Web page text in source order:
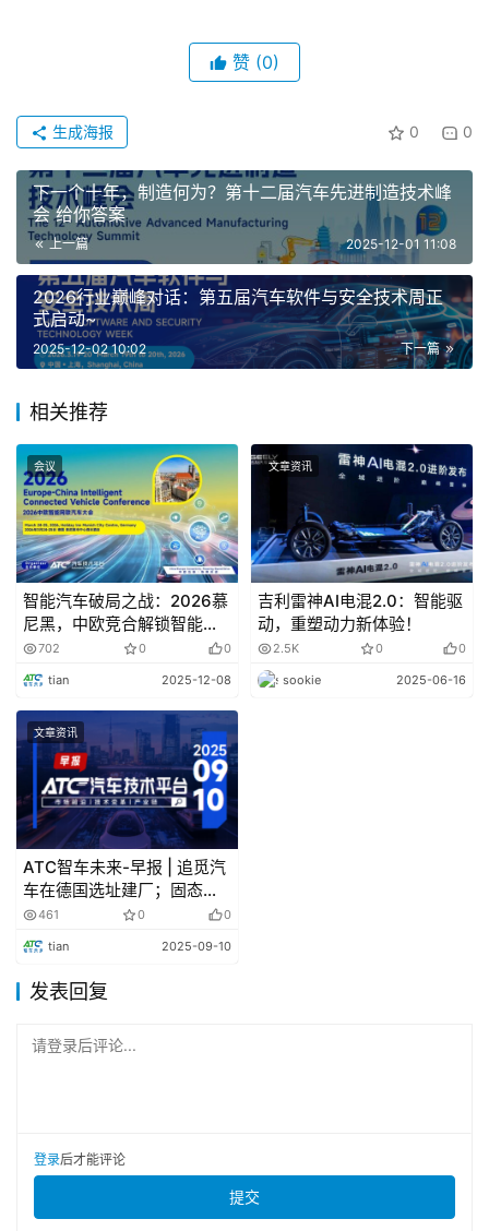
大众汽车集团任命Ludwig Fazel担任集团战略新
负责人
当地时间11月28日，大众汽车集团发表声明称，
LudwigFazel将于2025年12月1日起正式出任集团战略、集
团产品战略及总秘书处负责人。
技术变革
11月28日，地平线创始人兼CEO余凯在与奇瑞汽车执
行副总裁李学用的直播中表示，伴随星途ET5今晚正式上市
推向市场，地平线HSD也正式进入大规模量产阶段，将为行
业提供媲美特斯拉FSD的高阶智驾方案。
产业链
零跑与中创新航合资造电池
11月28日，由中创新航科技集团股份有限公司和浙江零
跑科技股份有限公司合资成立的武义中凌新能源动力电池智
能制造基地项目举行开工活动，该项目预计2026年6月投
产，达产后年产值超100亿元。
挚达科技午前涨超4% 与沙特合作签署超亿元电动
汽车充电桩大单
11月30日晚，挚达科技发布公告称，与沙特本地合作伙
伴 Saudi ControlsLtd 签署价值超亿元的充电桩大单，双
及直流充电桩产品，并全方位落地制造基地，为整个中东市
赞 (0)
0 0
生成海报
下一个十年，制造何为？第十二届汽车先进制造技术峰
会 给你答案
上一篇 2025-12-01 11:08
2026行业巅峰对话：第五届汽车软件与安全技术周正
式启动~
下一篇
2025-12-02 10:02
相关推荐
会议
智能汽车破局之战：2026慕
尼黑，中欧竞合解锁智能网
联新生态
702 0 0
tian 2025-12-08
文章资讯
吉利雷神AI电混2.0：智能驱
动，重塑动力新体验！
2.5K 0 0
sookie 2025-06-16
文章资讯
ATC智车未来-早报 | 追觅汽
车在德国选址建厂；固态电
池有了新突破
461 0 0
tian 2025-09-10
发表回复
请登录后评论...
登录后才能评论
提交